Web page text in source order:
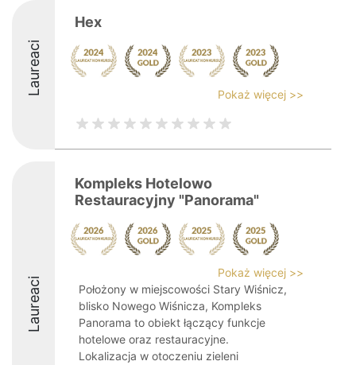
Laureaci
Hex
Pokaż więcej >>
Laureaci
Kompleks Hotelowo
Restauracyjny "Panorama"
Pokaż więcej >>
Położony w miejscowości Stary Wiśnicz,
blisko Nowego Wiśnicza, Kompleks
Panorama to obiekt łączący funkcje
hotelowe oraz restauracyjne.
Lokalizacja w otoczeniu zieleni